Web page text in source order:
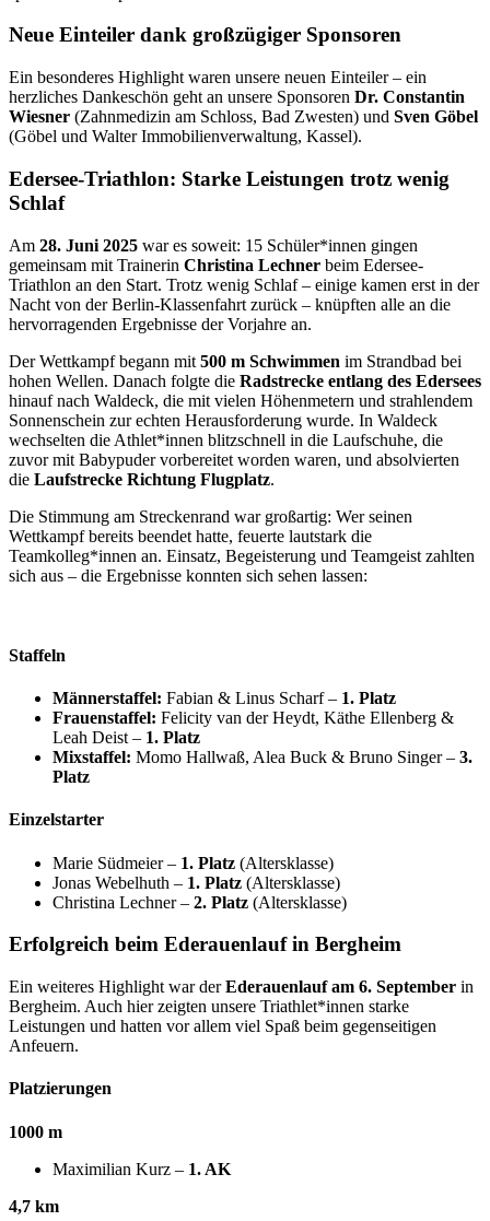
Neue Einteiler dank großzügiger Sponsoren
Ein besonderes Highlight waren unsere neuen Einteiler – ein
herzliches Dankeschön geht an unsere Sponsoren Dr. Constantin
Wiesner (Zahnmedizin am Schloss, Bad Zwesten) und Sven Göbel
(Göbel und Walter Immobilienverwaltung, Kassel).
Edersee-Triathlon: Starke Leistungen trotz wenig
Schlaf
Am 28. Juni 2025 war es soweit: 15 Schüler*innen gingen
gemeinsam mit Trainerin Christina Lechner beim Edersee-
Triathlon an den Start. Trotz wenig Schlaf – einige kamen erst in der
Nacht von der Berlin-Klassenfahrt zurück – knüpften alle an die
hervorragenden Ergebnisse der Vorjahre an.
Der Wettkampf begann mit 500 m Schwimmen im Strandbad bei
hohen Wellen. Danach folgte die Radstrecke entlang des Edersees
hinauf nach Waldeck, die mit vielen Höhenmetern und strahlendem
Sonnenschein zur echten Herausforderung wurde. In Waldeck
wechselten die Athlet*innen blitzschnell in die Laufschuhe, die
zuvor mit Babypuder vorbereitet worden waren, und absolvierten
die Laufstrecke Richtung Flugplatz.
Die Stimmung am Streckenrand war großartig: Wer seinen
Wettkampf bereits beendet hatte, feuerte lautstark die
Teamkolleg*innen an. Einsatz, Begeisterung und Teamgeist zahlten
sich aus – die Ergebnisse konnten sich sehen lassen:
Staffeln
Männerstaffel: Fabian & Linus Scharf – 1. Platz
Frauenstaffel: Felicity van der Heydt, Käthe Ellenberg &
Leah Deist – 1. Platz
Mixstaffel: Momo Hallwaß, Alea Buck & Bruno Singer – 3.
Platz
Einzelstarter
Marie Südmeier – 1. Platz (Altersklasse)
Jonas Webelhuth – 1. Platz (Altersklasse)
Christina Lechner – 2. Platz (Altersklasse)
Erfolgreich beim Ederauenlauf in Bergheim
Ein weiteres Highlight war derEderauenlauf am 6. September in
Bergheim. Auch hier zeigten unsere Triathlet*innen starke
Leistungen und hatten vor allem viel Spaß beim gegenseitigen
Anfeuern.
Platzierungen
1000 m
Maximilian Kurz – 1. AK
4,7 km